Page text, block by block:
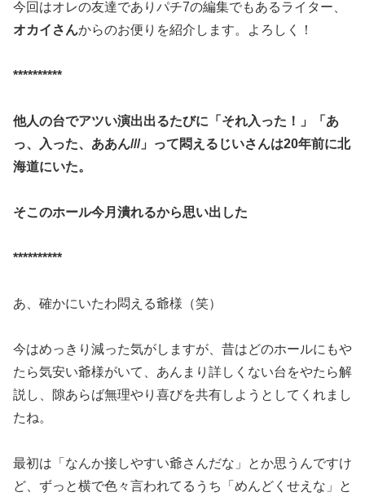
今回はオレの友達でありパチ7の編集でもあるライター、
オカイさんからのお便りを紹介します。よろしく！
**********
他人の台でアツい演出出るたびに「それ入った！」「あ
っ、入った、ああん///」って悶えるじいさんは20年前に北
海道にいた。
そこのホール今月潰れるから思い出した
**********
あ、確かにいたわ悶える爺様（笑）
今はめっきり減った気がしますが、昔はどのホールにもや
たら気安い爺様がいて、あんまり詳しくない台をやたら解
説し、隙あらば無理やり喜びを共有しようとしてくれまし
たね。
最初は「なんか接しやすい爺さんだな」とか思うんですけ
ど、ずっ と横で色々言われてるうち「めんどくせえな」と